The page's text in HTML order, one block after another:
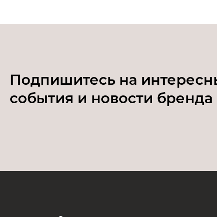
Подпишитесь на
события и новости бренда